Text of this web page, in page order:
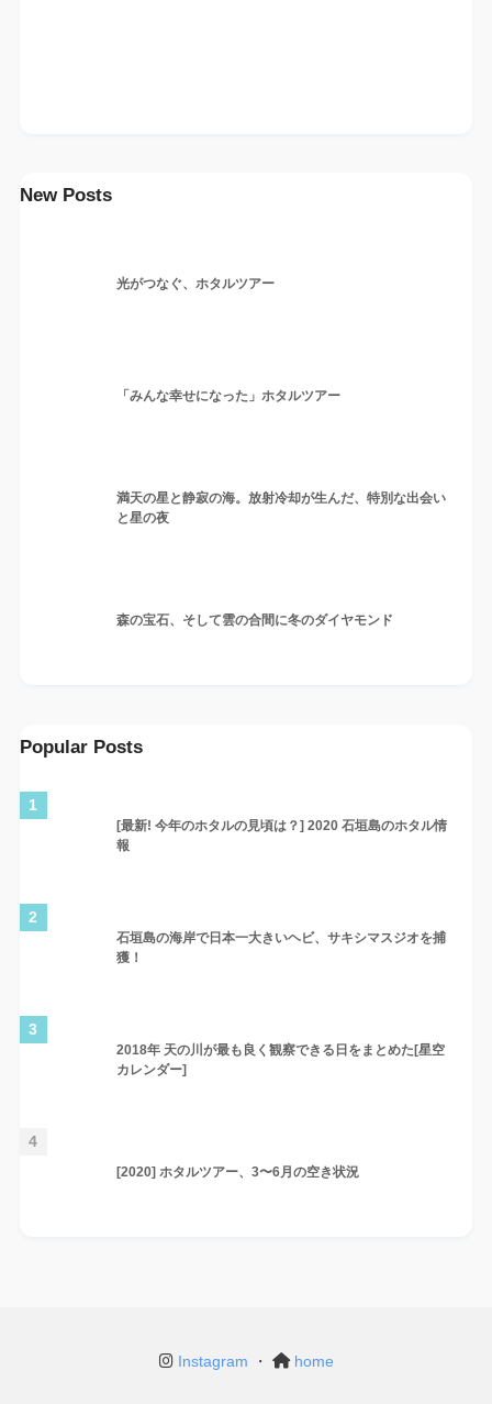
New Posts
光がつなぐ、ホタルツアー
「みんな幸せになった」ホタルツアー
満天の星と静寂の海。放射冷却が生んだ、特別な出会い
と星の夜
森の宝石、そして雲の合間に冬のダイヤモンド
Popular Posts
1
[最新! 今年のホタルの見頃は？] 2020 石垣島のホタル情
報
2
石垣島の海岸で日本一大きいヘビ、サキシマスジオを捕
獲！
3
2018年 天の川が最も良く観察できる日をまとめた[星空
カレンダー]
4
[2020] ホタルツアー、3〜6月の空き状況
Instagram ・ home